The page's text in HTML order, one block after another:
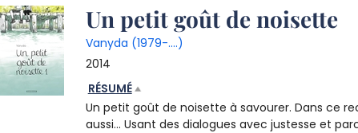
Détail
document
Un petit goût de noisette
Vanyda (1979-....)
2014
RÉSUMÉ
Un petit goût de noisette à savourer. Dans ce
aussi... Usant des dialogues avec justesse et